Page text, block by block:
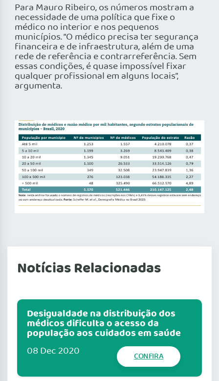
Para Mauro Ribeiro, os números mostram a
necessidade de uma política que fixe o
médico no interior e nos pequenos
municípios. “O médico precisa ter segurança
financeira e de infraestrutura, além de uma
rede de referência e contrarreferência. Sem
essas condições, é quase impossível fixar
qualquer profissional em alguns locais”,
argumenta.
Notícias Relacionadas
Desigualdade na distribuição dos
médicos dificulta o acesso da
população aos cuidados em saúde
08 Dec 2020 CONFIRA